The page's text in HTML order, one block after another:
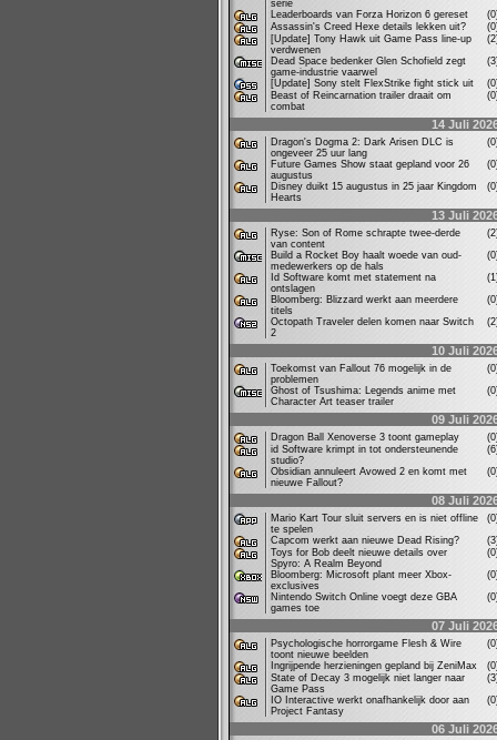
serie
Leaderboards van Forza Horizon 6 gereset
Assassin's Creed Hexe details lekken uit?
[Update] Tony Hawk uit Game Pass line-up
verdwenen
Dead Space bedenker Glen Schofield zegt
game-industrie vaarwel
[Update] Sony stelt FlexStrike fight stick uit
Beast of Reincarnation trailer draait om
combat
14 Juli
Dragon's Dogma 2: Dark Arisen DLC is
ongeveer 25 uur lang
Future Games Show staat gepland voor 26
augustus
Disney duikt 15 augustus in 25 jaar Kingdom
Hearts
13 Juli
Ryse: Son of Rome schrapte twee-derde
van content
Build a Rocket Boy haalt woede van oud-
medewerkers op de hals
Id Software komt met statement na
ontslagen
Bloomberg: Blizzard werkt aan meerdere
titels
Octopath Traveler delen komen naar Switch
2
10 Juli
Toekomst van Fallout 76 mogelijk in de
problemen
Ghost of Tsushima: Legends anime met
Character Art teaser trailer
09 Juli
Dragon Ball Xenoverse 3 toont gameplay
id Software krimpt in tot ondersteunende
studio?
Obsidian annuleert Avowed 2 en komt met
nieuwe Fallout?
08 Juli
Mario Kart Tour sluit servers en is niet offline
te spelen
Capcom werkt aan nieuwe Dead Rising?
Toys for Bob deelt nieuwe details over
Spyro: A Realm Beyond
Bloomberg: Microsoft plant meer Xbox-
exclusives
Nintendo Switch Online voegt deze GBA
games toe
07 Juli
Psychologische horrorgame Flesh & Wire
toont nieuwe beelden
Ingrijpende herzieningen gepland bij ZeniMax
State of Decay 3 mogelijk niet langer naar
Game Pass
IO Interactive werkt onafhankelijk door aan
Project Fantasy
06 Juli